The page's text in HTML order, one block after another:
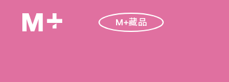
M+藏品